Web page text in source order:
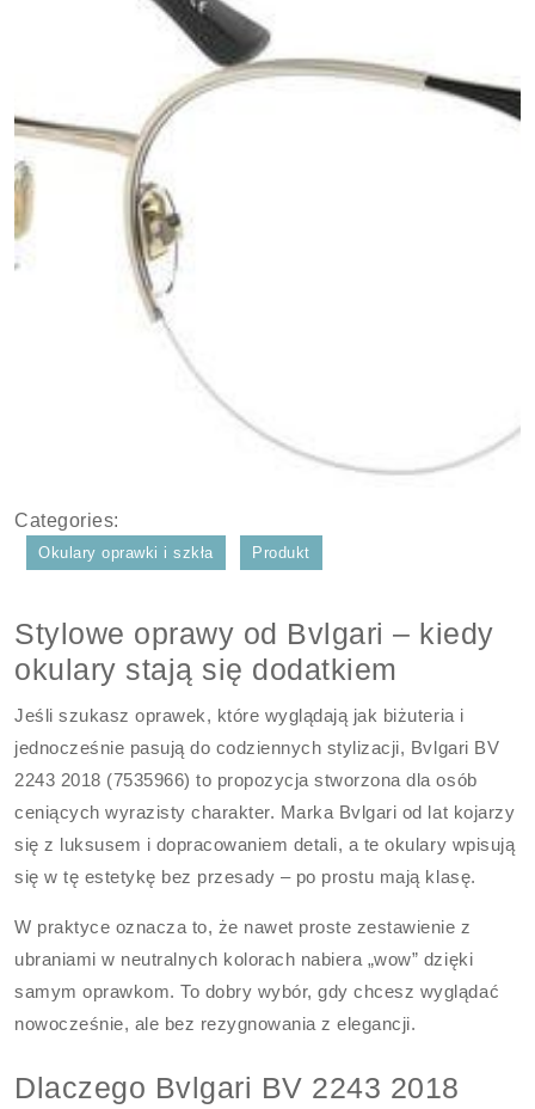
Categories:
Okulary oprawki i szkła Produkt
Stylowe oprawy od Bvlgari – kiedy
okulary stają się dodatkiem
Jeśli szukasz oprawek, które wyglądają jak biżuteria i
jednocześnie pasują do codziennych stylizacji, Bvlgari BV
2243 2018 (7535966) to propozycja stworzona dla osób
ceniących wyrazisty charakter. Marka Bvlgari od lat kojarzy
się z luksusem i dopracowaniem detali, a te okulary wpisują
się w tę estetykę bez przesady – po prostu mają klasę.
W praktyce oznacza to, że nawet proste zestawienie z
ubraniami w neutralnych kolorach nabiera „wow” dzięki
samym oprawkom. To dobry wybór, gdy chcesz wyglądać
nowocześnie, ale bez rezygnowania z elegancji.
Dlaczego Bvlgari BV 2243 2018